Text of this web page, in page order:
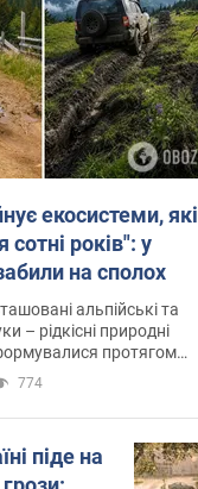
екосистеми, які
років": у
на сполох
альпійські та
– рідкісні природні
протягом
774
піде на